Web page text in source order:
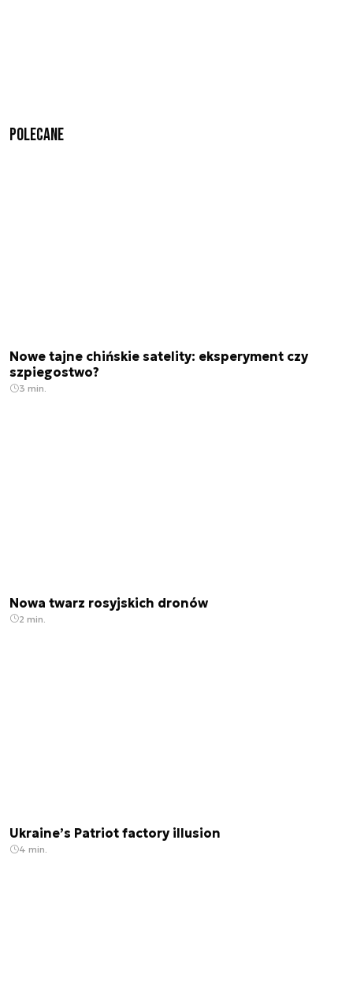
Polecane
Nowe tajne chińskie satelity: eksperyment czy
szpiegostwo?
3 min.
Nowa twarz rosyjskich dronów
2 min.
Ukraine’s Patriot factory illusion
4 min.